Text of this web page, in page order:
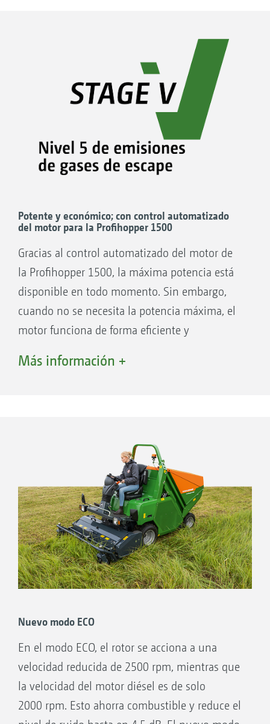
Potente y económico; con control automatizado
del motor para la Profihopper 1500
Gracias al control automatizado del motor de
la Profihopper 1500, la máxima potencia está
disponible en todo momento. Sin embargo,
cuando no se necesita la potencia máxima, el
motor funciona de forma eficiente y
Para aprovechar al máximo el rendimiento de
Optimización del consumo de combustible
con un aprovechamiento óptimo de la
potencia.
Rendimiento adicional del 45 % con hierba
alta (en comparación con la
Profihopper 1250).
Más información +
Nuevo modo ECO
En el modo ECO, el rotor se acciona a una
velocidad reducida de 2500 rpm, mientras que
la velocidad del motor diésel es de solo
2000 rpm. Esto ahorra combustible y reduce el